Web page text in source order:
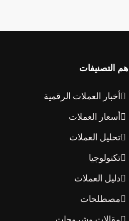
اهم التصنيفات
أخبار العملات الرقمية
أسعار العملات
تحليل العملات
تكنولوجيا
دليل العملات
مصطلحات